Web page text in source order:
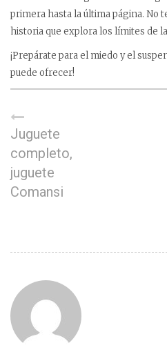
primera hasta la última página. No
historia que explora los límites de
¡Prepárate para el miedo y el
puede ofrecer!
Juguete
completo,
juguete
Comansi